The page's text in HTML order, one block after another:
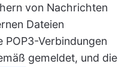
von Nachrichten
Dateien
Verbindungen
gemeldet, und die